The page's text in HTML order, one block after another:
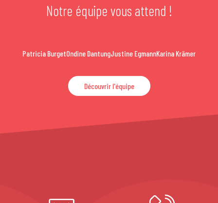
Notre équipe vous attend !
Patricia BurgetOndine DantungJustine EgmannKarina Krämer
Découvrir l'équipe